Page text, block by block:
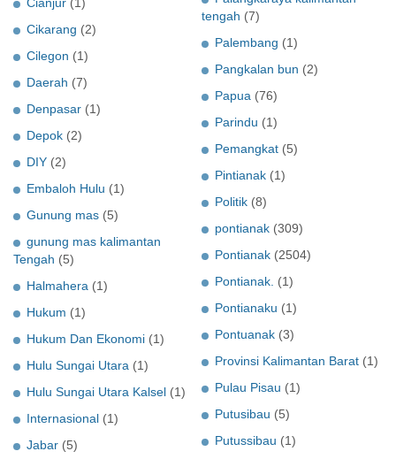
Cianjur (1)
Cikarang (2)
Cilegon (1)
Daerah (7)
Denpasar (1)
Depok (2)
DIY (2)
Embaloh Hulu (1)
Gunung mas (5)
gunung mas kalimantan
Tengah (5)
Halmahera (1)
Hukum (1)
Hukum Dan Ekonomi (1)
Hulu Sungai Utara (1)
Hulu Sungai Utara Kalsel (1)
Internasional (1)
Jabar (5)
tengah (7)
Palembang (1)
Pangkalan bun (2)
Papua (76)
Parindu (1)
Pemangkat (5)
Pintianak (1)
Politik (8)
pontianak (309)
Pontianak (2504)
Pontianak. (1)
Pontianaku (1)
Pontuanak (3)
Provinsi Kalimantan Barat (1)
Pulau Pisau (1)
Putusibau (5)
Putussibau (1)